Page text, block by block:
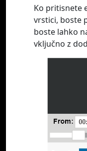
Ko pritisnete
vrstici, boste
boste lahko
vključno z